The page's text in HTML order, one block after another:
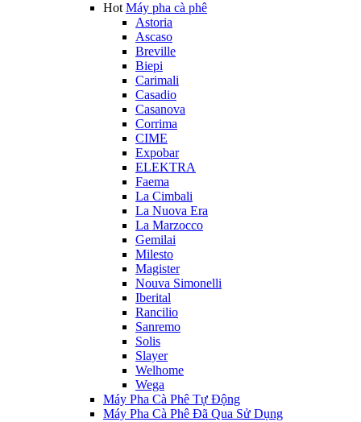
Hot Máy pha cà phê
Astoria
Ascaso
Breville
Biepi
Carimali
Casadio
Casanova
Corrima
CIME
Expobar
ELEKTRA
Faema
La Cimbali
La Nuova Era
La Marzocco
Gemilai
Milesto
Magister
Nouva Simonelli
Iberital
Rancilio
Sanremo
Solis
Slayer
Welhome
Wega
Máy Pha Cà Phê Tự Động
Máy Pha Cà Phê Đã Qua Sử Dụng